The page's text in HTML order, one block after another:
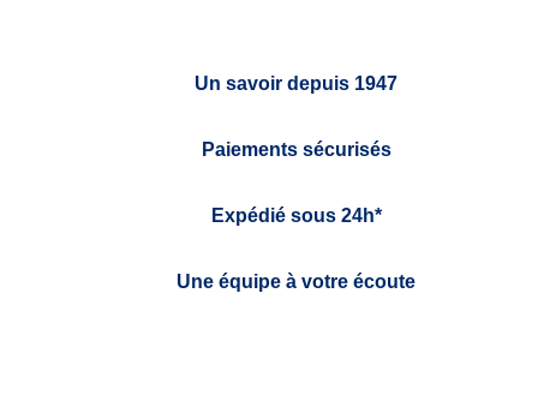
Un savoir depuis 1947
Paiements sécurisés
Expédié sous 24h*
Une équipe à votre écoute